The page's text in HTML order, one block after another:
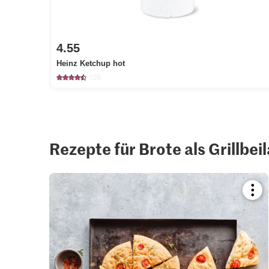
4.55
Heinz Ketchup hot
Rezepte für Brote als
recipe
add
to
your